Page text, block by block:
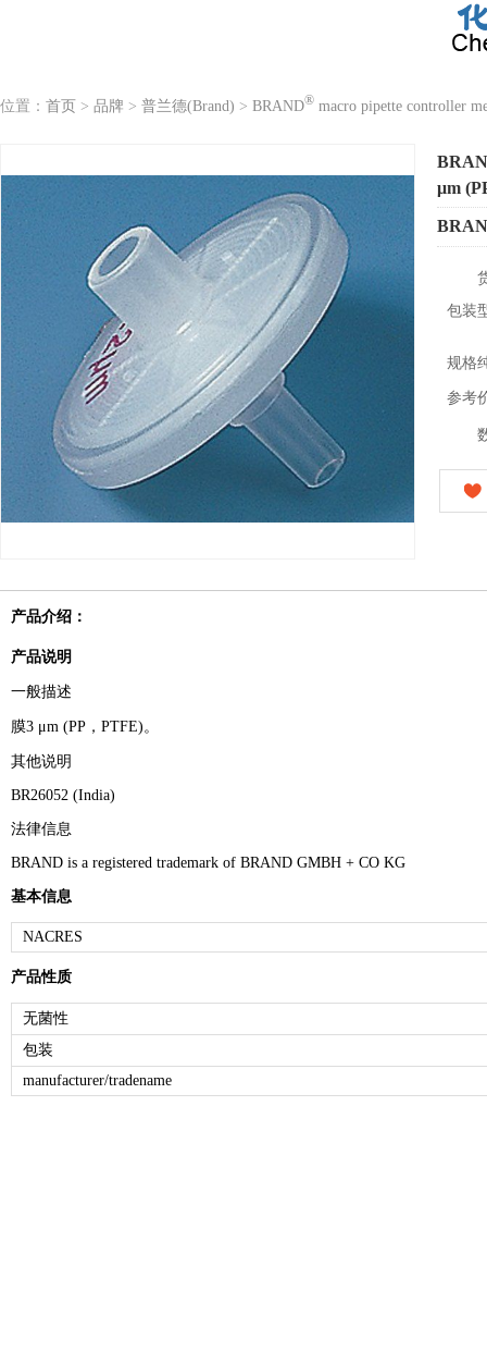
位置： 首页 > 品牌 > 普兰德(Brand) > BRAND® macro pipette controller
μm
包装
规格
参考
产品介绍：
产品说明
一般描述
膜3 μm (PP，PTFE)。
其他说明
BR26052 (India)
法律信息
BRAND is a registered trademark of BRAND GMBH + CO KG
基本信息
NACRES
产品性质
无菌性
包装
manufacturer/tradename